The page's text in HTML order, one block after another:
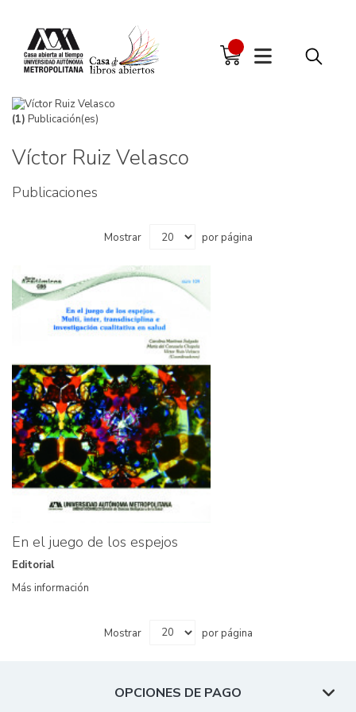
(1) Publicación(es)
Víctor Ruiz Velasco
Publicaciones
Mostrar por página
En el juego de los espejos
Editorial
Más información
Mostrar por página
OPCIONES DE PAGO